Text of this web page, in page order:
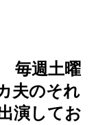
毎週土曜
夫のそれ
演してお